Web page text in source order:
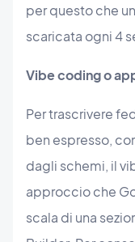
per questo che
scaricata ogni 4
Vibe coding o
Per trascrivere
ben espresso,
dagli schemi, il
approccio che
scala di una